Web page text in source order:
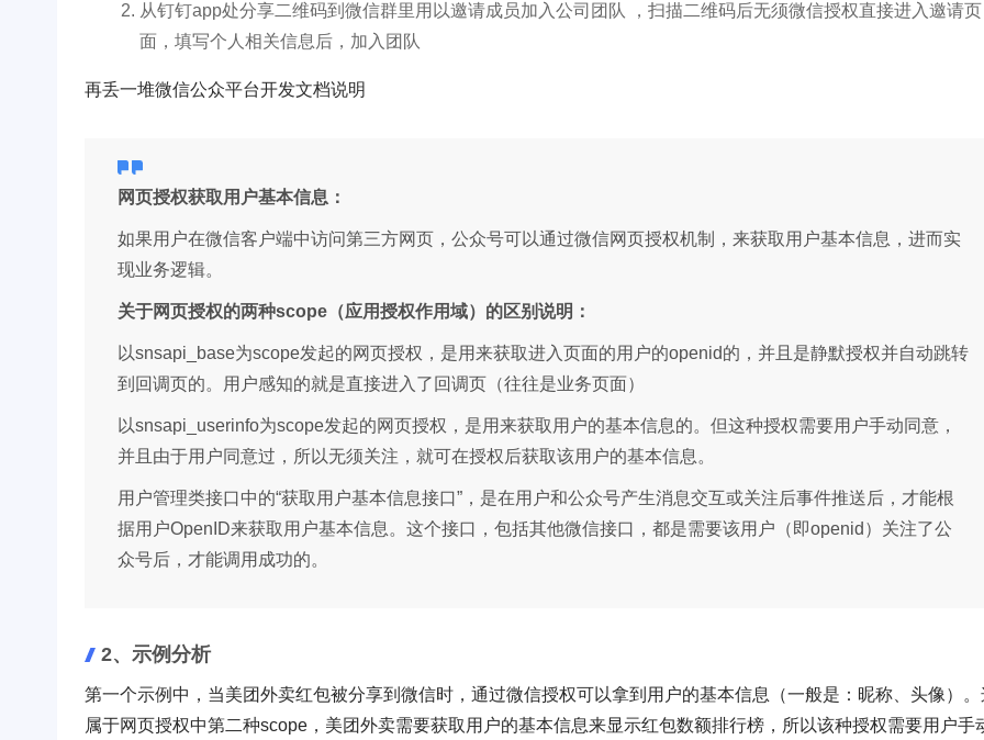
从钉钉app处分享二维码到微信群里用以邀请成员加入公司团队 ，扫描二维码后无须微信授权直接进入邀请页
面，填写个人相关信息后，加入团队
再丢一堆微信公众平台开发文档说明
网页授权获取用户基本信息：
如果用户在微信客户端中访问第三方网页，公众号可以通过微信网页授权机制，来获取用户基本信息，进而实
现业务逻辑。
关于网页授权的两种scope（应用授权作用域）的区别说明：
以snsapi_base为scope发起的网页授权，是用来获取进入页面的用户的openid的，并且是静默授权并自动跳转
到回调页的。用户感知的就是直接进入了回调页（往往是业务页面）
以snsapi_userinfo为scope发起的网页授权，是用来获取用户的基本信息的。但这种授权需要用户手动同意，
并且由于用户同意过，所以无须关注，就可在授权后获取该用户的基本信息。
用户管理类接口中的“获取用户基本信息接口”，是在用户和公众号产生消息交互或关注后事件推送后，才能根
据用户OpenID来获取用户基本信息。这个接口，包括其他微信接口，都是需要该用户（即openid）关注了公
众号后，才能调用成功的。
2、示例分析
第一个示例中，当美团外卖红包被分享到微信时，通过微信授权可以拿到用户的基本信息（一般是：昵称、头像）。
属于网页授权中第二种scope，美团外卖需要获取用户的基本信息来显示红包数额排行榜，所以该种授权需要用户手